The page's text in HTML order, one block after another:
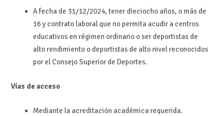
A fecha de 31/12/2024, tener dieciocho años, o más de
16 y contrato laboral que no permita acudir a centros
educativos en régimen ordinario o ser deportistas de
alto rendimiento o deportistas de alto nivel reconocidos
por el Consejo Superior de Deportes.
Vías de acceso
Mediante la acreditación académica requerida.